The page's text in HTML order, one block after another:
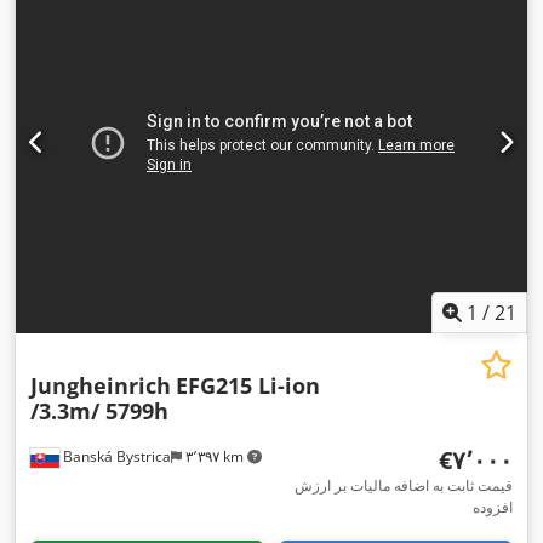
1 /21
Banská Bystrica ۳٬۳۹۷ km
Jungheinrich EFG215 Li-ion
/3.3m/ 5799h
‎€۷٬۰۰۰
قیمت ثابت به اضافه مالیات بر ارزش
افزوده